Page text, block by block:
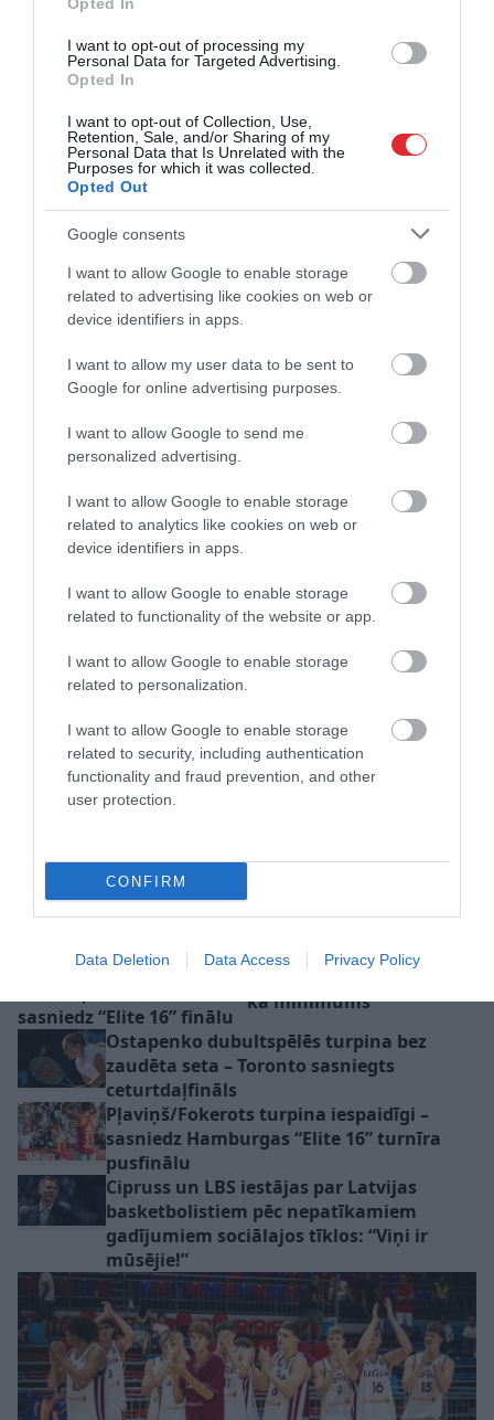
I want to opt-out of processing my
Personal Data for Targeted Advertising.
Opted In
I want to opt-out of Collection, Use,
Retention, Sale, and/or Sharing of my
Personal Data that Is Unrelated with the
Purposes for which it was collected.
Opted Out
Google consents
I want to allow Google to enable storage
related to advertising like cookies on web or
device identifiers in apps.
I want to allow my user data to be sent to
Google for online advertising purposes.
I want to allow Google to send me
personalized advertising.
I want to allow Google to enable storage
related to analytics like cookies on web or
device identifiers in apps.
I want to allow Google to enable storage
related to functionality of the website or app.
I want to allow Google to enable storage
related to personalization.
I want to allow Google to enable storage
related to security, including authentication
functionality and fraud prevention, and other
user protection.
CONFIRM
Data Deletion Data Access Privacy Policy
Sāpīgs zaudējums pusfinālā –
Pļaviņam/Fokerotam priekšā cīņa
par “Elite 16” bronzu
laimīgām beigām!
sasniedz “Elite 16” finālu
Rīgā neslēpj vilšanos:
kā minimums”
Ostapenko dubultspēlēs turpina bez
zaudēta seta – Toronto sasniegts
ceturtdaļfināls
Pļaviņš/Fokerots turpina iespaidīgi –
sasniedz Hamburgas “Elite 16” turnīra
pusfinālu
Cipruss un LBS iestājas par Latvijas
basketbolistiem pēc nepatīkamiem
gadījumiem sociālajos tīklos: “Viņi ir
mūsējie!”